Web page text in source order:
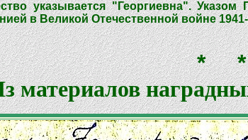
указывается "Георгиевна".
в Великой Отечественной войне 1941-
*
материалов